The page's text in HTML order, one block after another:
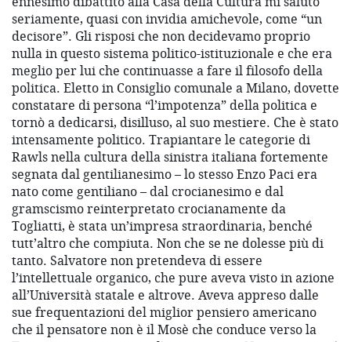
seriamente, quasi con invidia amichevole, come “un
decisore”. Gli risposi che non decidevamo proprio
nulla in questo sistema politico-istituzionale e che era
meglio per lui che continuasse a fare il filosofo della
politica. Eletto in Consiglio comunale a Milano, dovette
constatare di persona “l’impotenza” della politica e
tornò a dedicarsi, disilluso, al suo mestiere. Che è stato
intensamente politico. Trapiantare le categorie di
Rawls nella cultura della sinistra italiana fortemente
segnata dal gentilianesimo – lo stesso Enzo Paci era
nato come gentiliano – dal crocianesimo e dal
gramscismo reinterpretato crocianamente da
Togliatti, è stata un’impresa straordinaria, benché
tutt’altro che compiuta. Non che se ne dolesse più di
tanto. Salvatore non pretendeva di essere
l’intellettuale organico, che pure aveva visto in azione
all’Università statale e altrove. Aveva appreso dalle
sue frequentazioni del miglior pensiero americano
che il pensatore non è il Mosè che conduce verso la